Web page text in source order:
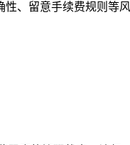
、留意手续费规则等